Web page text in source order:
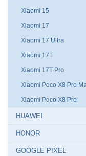
Xiaomi 15
Xiaomi 17
Xiaomi 17 Ultra
Xiaomi 17T
Xiaomi 17T Pro
Xiaomi Poco X8 Pro
Xiaomi Poco X8 Pro
HUAWEI
HONOR
GOOGLE PIXEL